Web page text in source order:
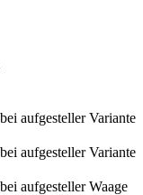
aufgesteller Variante
aufgesteller Variante
aufgesteller Waage